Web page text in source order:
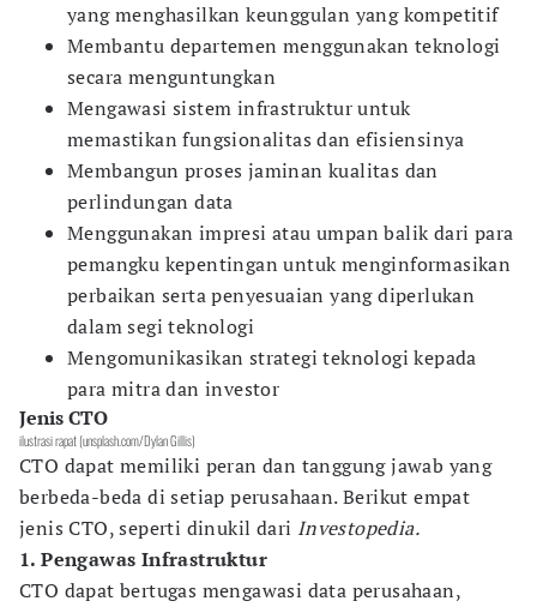
yang menghasilkan keunggulan yang kompetitif
Membantu departemen menggunakan teknologi
secara menguntungkan
Mengawasi sistem infrastruktur untuk
memastikan fungsionalitas dan efisiensinya
Membangun proses jaminan kualitas dan
perlindungan data
Menggunakan impresi atau umpan balik dari para
pemangku kepentingan untuk menginformasikan
perbaikan serta penyesuaian yang diperlukan
dalam segi teknologi
Mengomunikasikan strategi teknologi kepada
para mitra dan investor
Jenis CTO
ilustrasi rapat (unsplash.com/Dylan Gillis)
CTO dapat memiliki peran dan tanggung jawab yang
berbeda-beda di setiap perusahaan. Berikut empat
jenis CTO, seperti dinukil dari Investopedia.
1. Pengawas Infrastruktur
CTO dapat bertugas mengawasi data perusahaan,